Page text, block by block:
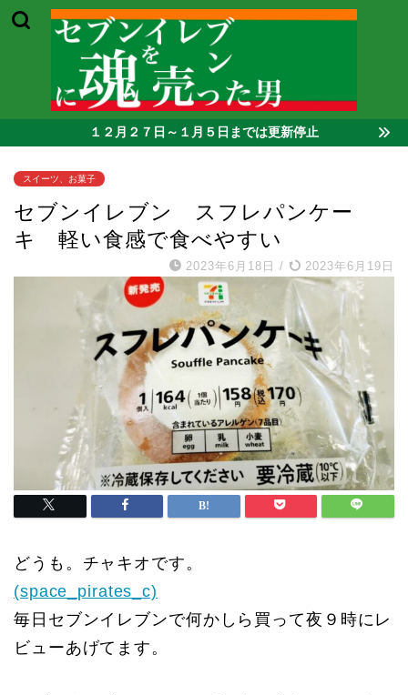
１２月２７日～１月５日までは更新停止
スイーツ、お菓子
セブンイレブン スフレパンケー
キ 軽い食感で食べやすい
2023年6月18日 / 2023年6月19日
どうも。チャキオです。
(space_pirates_c)
毎日セブンイレブンで何かしら買って夜９時にレ
ビューあげてます。